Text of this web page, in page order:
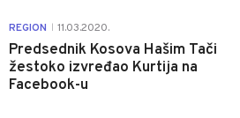
REGION 11.03.2020.
Predsednik Kosova Hašim Tači
žestoko izvređao Kurtija na
Facebook-u